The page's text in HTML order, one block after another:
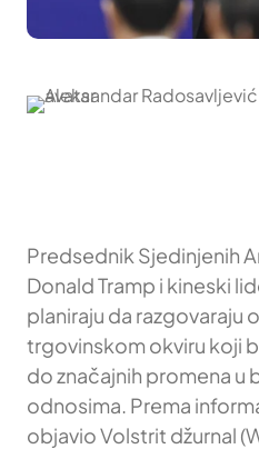
Predsednik Sjedinjenih
Donald Tramp i kineski
planiraju da razgovaraju
trgovinskom okviru koji
do značajnih promena u
odnosima. Prema
objavio Volstrit džurnal